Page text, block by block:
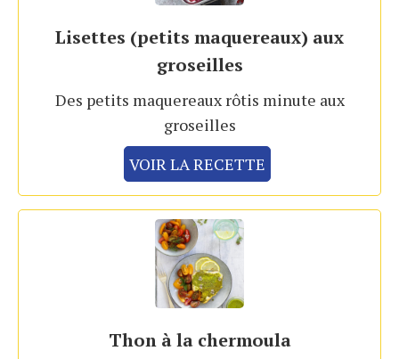
Lisettes (petits maquereaux) aux
groseilles
Des petits maquereaux rôtis minute aux
groseilles
VOIR LA RECETTE
Thon à la chermoula